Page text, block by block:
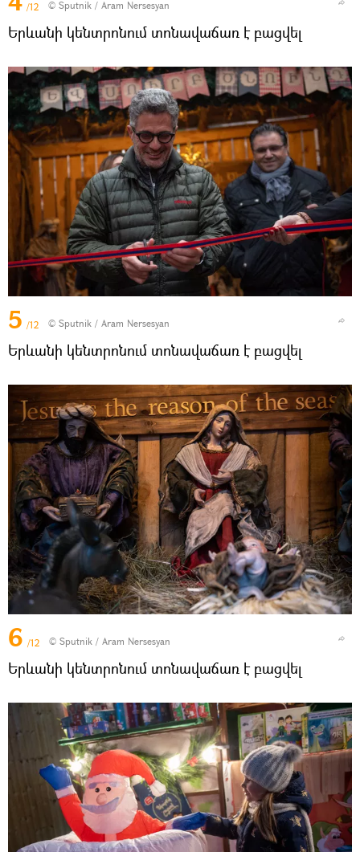
/12 © Sputnik / Aram Nersesyan
Երևանի կենտրոնում տոնավաճառ է բացվել
5 /12 © Sputnik / Aram Nersesyan
Երևանի կենտրոնում տոնավաճառ է բացվել
6 /12 © Sputnik / Aram Nersesyan
Երևանի կենտրոնում տոնավաճառ է բացվել